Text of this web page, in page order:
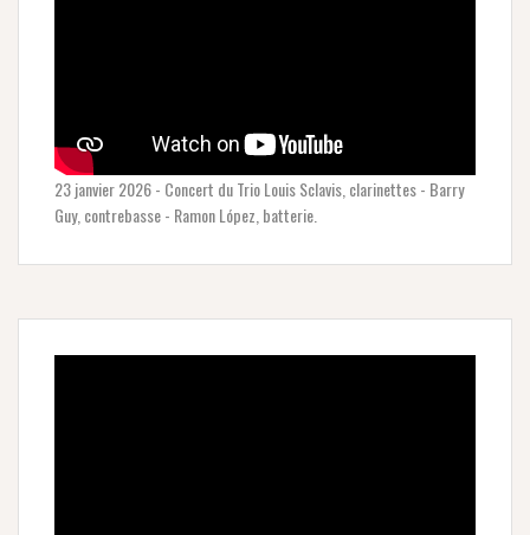
23 janvier 2026 - Concert du Trio Louis Sclavis, clarinettes - Barry
Guy, contrebasse - Ramon López, batterie.